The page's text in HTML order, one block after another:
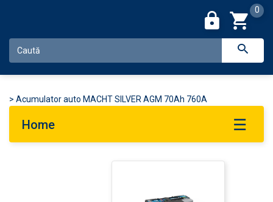
0
> Acumulator auto MACHT SILVER AGM 70Ah 760A
Home